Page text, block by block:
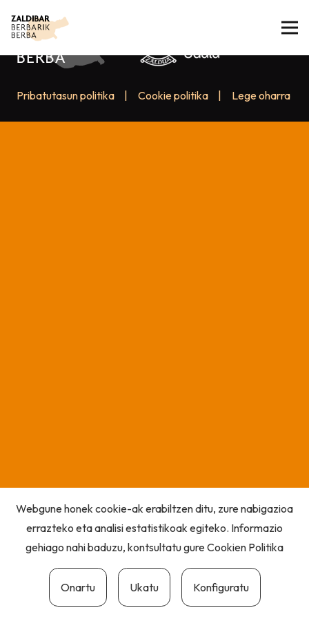
Pribatutasun politika Cookie politika Lege oharra
Webgune honek cookie-ak erabiltzen ditu, zure nabigazioa
errazteko eta analisi estatistikoak egiteko. Informazio
gehiago nahi baduzu, kontsultatu gureCookien Politika
Onartu Ukatu Konfiguratu